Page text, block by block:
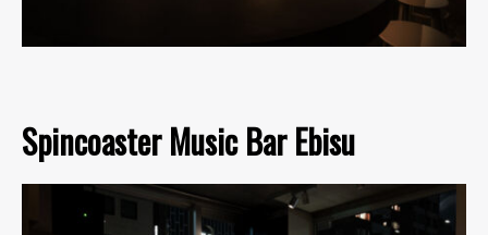
Spincoaster Music Bar Ebisu